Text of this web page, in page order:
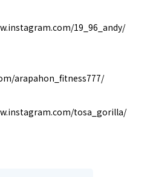
19_96_andy/
arapahon_fitness777/
tosa_gorilla/